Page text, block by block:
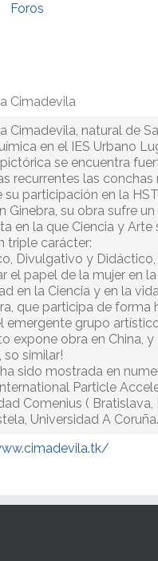
Foros
Cimadevila
Cimadevila, natural de
en el IES Urbano
se encuentra
recurrentes las
su participación en la
Ginebra, su obra sufre
en la que Ciencia y
triple carácter:
Divulgativo y
el papel de la mujer en la
en la Ciencia y en la
que participa de forma
emergente grupo
expone obra en China,
so similar!
sido mostrada en
International Particle
Comenius (
Universidad A